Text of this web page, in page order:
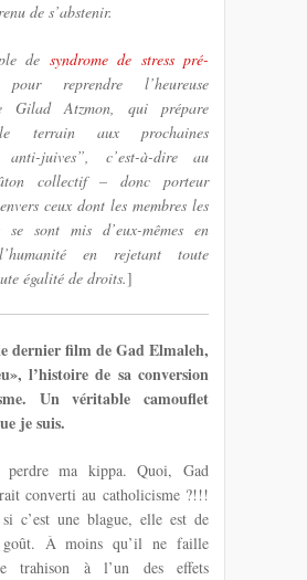
de s’abstenir.
de syndrome de stress pré-
reprendre l’heureuse
Gilad Atzmon, qui prépare
le terrain aux prochaines
anti-juives”, c’est-à-dire au
collectif – donc porteur
ceux dont les membres les
se sont mis d’eux-mêmes en
en rejetant toute
égalité de droits.]
dernier film de Gad Elmaleh,
l’histoire de sa conversion
Un véritable camouflet
je suis.
ma kippa. Quoi, Gad
converti au catholicisme ?!!!
si c’est une blague, elle est de
goût. À moins qu’il ne faille
trahison à l’un des effets